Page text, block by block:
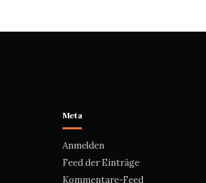
Meta
Anmelden
Feed der Einträge
Kommentare-Feed